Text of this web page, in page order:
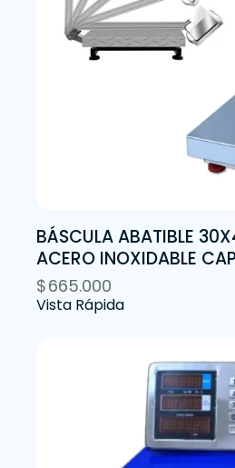
BÁSCULA ABATIBLE
ACERO INOXIDABLE
$665.000
Vista Rápida